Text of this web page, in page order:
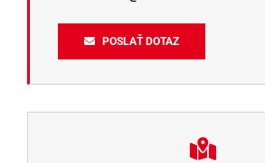
POSLAŤ DOTAZ